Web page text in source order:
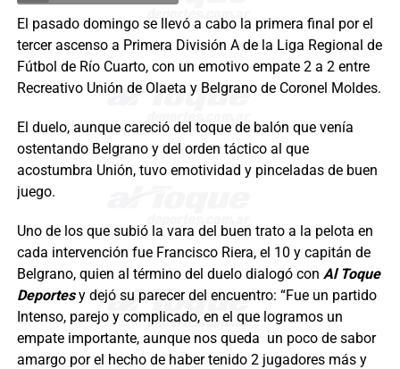
El pasado domingo se llevó a cabo la primera final por el
tercer ascenso a Primera División A de la Liga Regional de
Fútbol de Río Cuarto, con un emotivo empate 2 a 2 entre
Recreativo Unión de Olaeta y Belgrano de Coronel Moldes.
El duelo, aunque careció del toque de balón que venía
ostentando Belgrano y del orden táctico al que
acostumbra Unión, tuvo emotividad y pinceladas de buen
juego.
Uno de los que subió la vara del buen trato a la pelota en
cada intervención fue Francisco Riera, el 10 y capitán de
Belgrano, quien al término del duelo dialogó con Al Toque
Deportesy dejó su parecer del encuentro: “Fue un partido
Intenso, parejo y complicado, en el que logramos un
empate importante, aunque nos queda un poco de sabor
amargo por el hecho de haber tenido 2 jugadores más y